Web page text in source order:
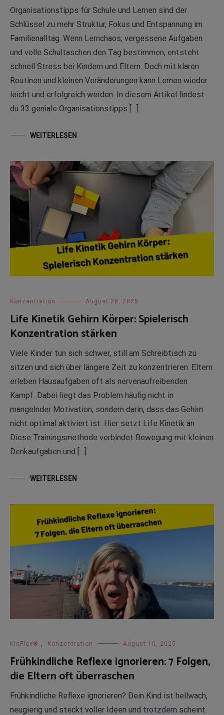
Organisationstipps für Schule und Lernen sind der
Schlüssel zu mehr Struktur, Fokus und Entspannung im
Familienalltag. Wenn Lernchaos, vergessene Aufgaben
und volle Schultaschen den Tag bestimmen, entsteht
schnell Stress bei Kindern und Eltern. Doch mit klaren
Routinen und kleinen Veränderungen kann Lernen wieder
leicht und erfolgreich werden. In diesem Artikel findest
du 33 geniale Organisationstipps […]
WEITERLESEN
Konzentration August 28, 2025
Life Kinetik Gehirn Körper: Spielerisch
Konzentration stärken
Viele Kinder tun sich schwer, still am Schreibtisch zu
sitzen und sich über längere Zeit zu konzentrieren. Eltern
erleben Hausaufgaben oft als nervenaufreibenden
Kampf. Dabei liegt das Problem häufig nicht in
mangelnder Motivation, sondern darin, dass das Gehirn
nicht optimal aktiviert ist. Hier setzt Life Kinetik an.
Diese Trainingsmethode verbindet Bewegung mit kleinen
Denkaufgaben und […]
WEITERLESEN
KinFlex® , Konzentration August 10, 2025
Frühkindliche Reflexe ignorieren: 7 Folgen,
die Eltern oft überraschen
Frühkindliche Reflexe ignorieren? Dein Kind ist hellwach,
neugierig und steckt voller Ideen und trotzdem scheint